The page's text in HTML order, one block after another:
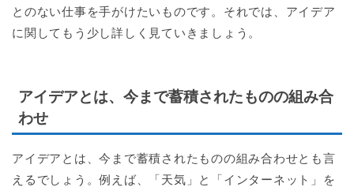
とのない仕事を手がけたいものです。それでは、アイデア
に関してもう少し詳しく見ていきましょう。
アイデアとは、今まで蓄積されたものの組み合
わせ
アイデアとは、今まで蓄積されたものの組み合わせとも言
えるでしょう。例えば、「天気」と「インターネット」を